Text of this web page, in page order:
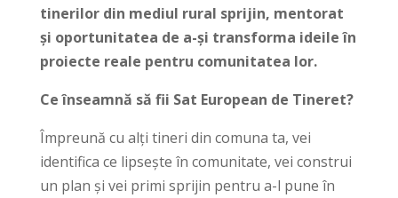
tinerilor din mediul rural sprijin, mentorat
și oportunitatea de a-și transforma ideile în
proiecte reale pentru comunitatea lor.
Ce înseamnă să fii Sat European de Tineret?
Împreună cu alți tineri din comuna ta, vei
identifica ce lipsește în comunitate, vei construi
un plan și vei primi sprijin pentru a-l pune în